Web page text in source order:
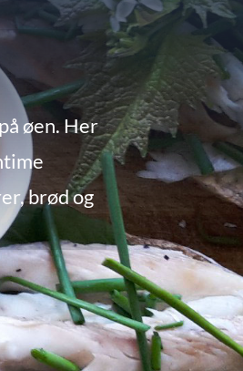
øen. Her
brød og